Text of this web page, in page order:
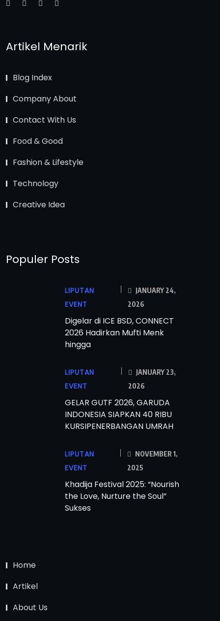
Artikel Menarik
Blog Index
Company About
Contact With Us
Food & Good
Fashion & Lifestyle
Technology
Creative Idea
Populer Posts
LIPUTAN
EVENT
JANUARY 24,
2026
Digelar di ICE BSD, CONNECT
2026 Hadirkan Mufti Menk
hingga
LIPUTAN
EVENT
JANUARY 23,
2026
GELAR GUTF 2026, GARUDA
INDONESIA SIAPKAN 40 RIBU
KURSIPENERBANGAN UMRAH
LIPUTAN
EVENT
NOVEMBER 1,
2025
Khadija Festival 2025: “Nourish
the Love, Nurture the Soul”
Sukses
Home
Artikel
About Us